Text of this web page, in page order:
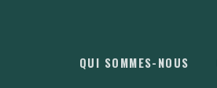
QUI SOMMES-NOUS